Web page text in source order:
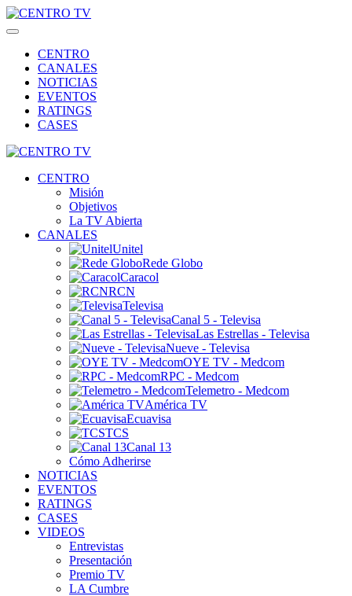
CENTRO
CANALES
NOTICIAS
EVENTOS
RATINGS
CASES
CENTRO
Misión
Objetivos
La TV Abierta
CANALES
Unitel
Rede Globo
Caracol
RCN
Televisa
Canal 5 - Televisa
Las Estrellas - Televisa
Nueve - Televisa
OYE TV - Medcom
RPC - Medcom
Telemetro - Medcom
América TV
Ecuavisa
TCS
Canal 13
Cómo Adherirse
NOTICIAS
EVENTOS
RATINGS
CASES
VIDEOS
Entrevistas
Presentación
Premio TV
LA Cumbre